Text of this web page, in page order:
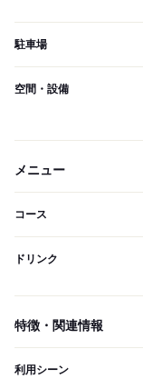
駐車場
空間・設備
メニュー
コース
ドリンク
特徴・関連情報
利用シーン